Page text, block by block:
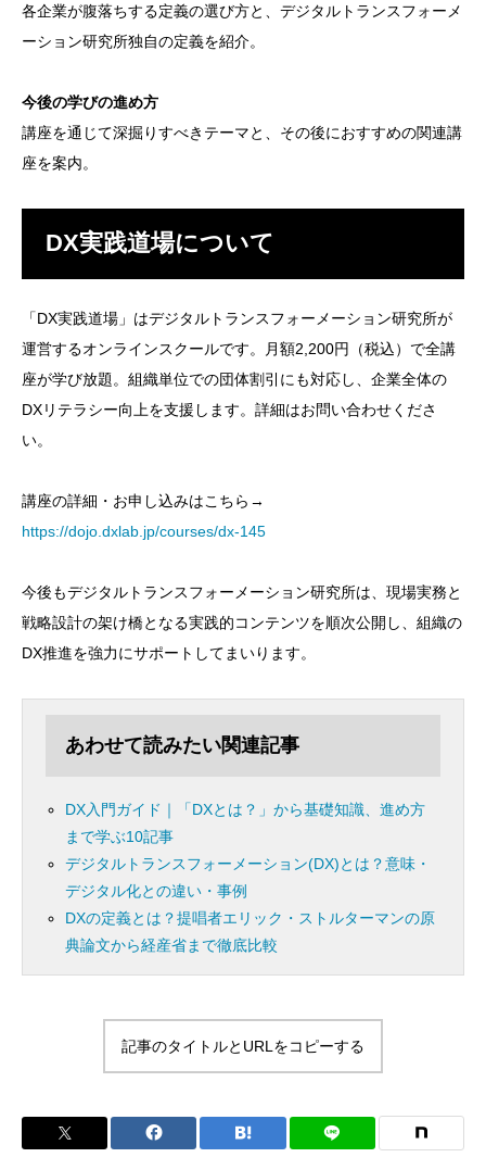
各企業が腹落ちする定義の選び方と、デジタルトランスフォーメ
ーション研究所独自の定義を紹介。
今後の学びの進め方
講座を通じて深掘りすべきテーマと、その後におすすめの関連講
座を案内。
DX実践道場について
「DX実践道場」はデジタルトランスフォーメーション研究所が
運営するオンラインスクールです。月額2,200円（税込）で全講
座が学び放題。組織単位での団体割引にも対応し、企業全体の
DXリテラシー向上を支援します。詳細はお問い合わせくださ
い。
講座の詳細・お申し込みはこちら→
https://dojo.dxlab.jp/courses/dx-145
今後もデジタルトランスフォーメーション研究所は、現場実務と
戦略設計の架け橋となる実践的コンテンツを順次公開し、組織の
DX推進を強力にサポートしてまいります。
あわせて読みたい関連記事
DX入門ガイド｜「DXとは？」から基礎知識、進め方
まで学ぶ10記事
デジタルトランスフォーメーション(DX)とは？意味・
デジタル化との違い・事例
DXの定義とは？提唱者エリック・ストルターマンの原
典論文から経産省まで徹底比較
記事のタイトルとURLをコピーする